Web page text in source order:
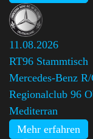
11.08.2026
RT96 Stammtisch
Mercedes-Benz
Regionalclub 96
Mediterran
Mehr erfahren